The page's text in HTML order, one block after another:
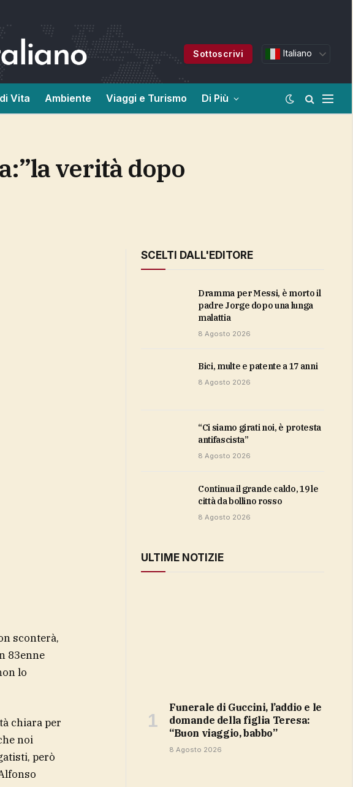
Sottoscrivi Italiano
Vita Ambiente Viaggi e Turismo Di Più
sconterà,
83enne
lo
chiara per
noi
però
SCELTI DALL'EDITORE
Dramma per Messi, è morto il
padre Jorge dopo una lunga
malattia
8 Agosto 2026
bici, multe e patente a 17 anni
8 Agosto 2026
“Ci siamo girati noi, è protesta
antifascista”
8 Agosto 2026
Continua il grande caldo, 19 le
città da bollino rosso
8 Agosto 2026
ULTIME NOTIZIE
Funerale di Guccini, l’addio e le
domande della figlia Teresa:
“Buon viaggio, babbo”
8 Agosto 2026